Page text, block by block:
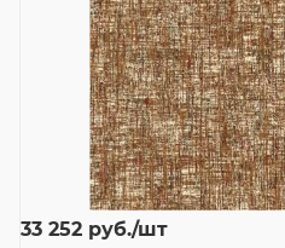
33 252 руб./шт